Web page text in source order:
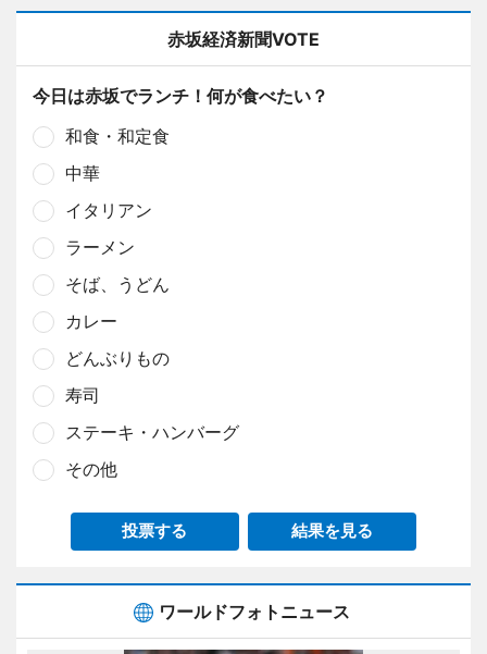
赤坂経済新聞VOTE
今日は赤坂でランチ！何が食べたい？
和食・和定食
中華
イタリアン
ラーメン
そば、うどん
カレー
どんぶりもの
寿司
ステーキ・ハンバーグ
その他
投票する 結果を見る
ワールドフォトニュース